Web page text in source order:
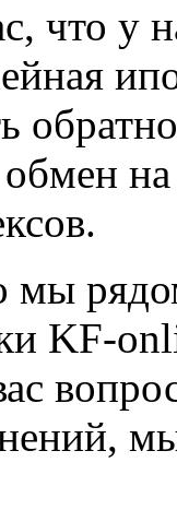
что у
мы
KF-